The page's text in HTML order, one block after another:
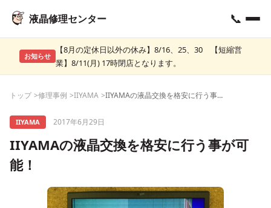
液晶修理センター 📞
お知らせ
【8月の定休日以外の休み】8/16、25、30 【短縮営
業】8/11(月) 17時閉店となります。
トップ 修理事例 IIYAMA IIYAMAの液晶交換を格安に行う事が可能！
IIYAMA 2017年6月29日
IIYAMAの液晶交換を格安に行う事が可
能！